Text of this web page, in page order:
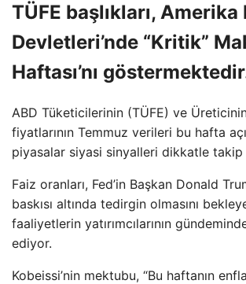
TÜFE başlıkları,
Devletleri’nde “Kritik”
Haftası’nı
ABD Tüketicilerinin (TÜFE) ve
fiyatlarının Temmuz verileri bu hafta
piyasalar siyasi sinyalleri dikkatle takip
Faiz oranları, Fed’in Başkan Donald
baskısı altında tedirgin olmasını
faaliyetlerin yatırımcılarının
ediyor.
Kobeissi’nin mektubu, “Bu haftanın